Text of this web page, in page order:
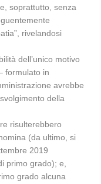
soprattutto, senza
rivelandosi
dell’unico motivo
formulato in
avrebbe
della
risulterebbero
(da ultimo, si
2019
primo grado); e,
grado alcuna